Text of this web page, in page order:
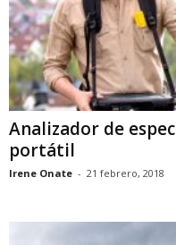
Analizador de
portátil
Irene Onate - 21 febrero, 2018